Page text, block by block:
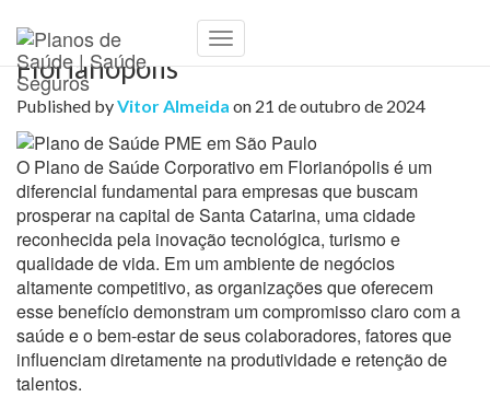
Toggle
Plano de Saúde Corporativo em
Florianópolis
Published byVitor Almeida on 21 de outubro de 2024
O Plano de Saúde Corporativo em Florianópolis é um
diferencial fundamental para empresas que buscam
prosperar na capital de Santa Catarina, uma cidade
reconhecida pela inovação tecnológica, turismo e
qualidade de vida. Em um ambiente de negócios
altamente competitivo, as organizações que oferecem
esse benefício demonstram um compromisso claro com a
saúde e o bem-estar de seus colaboradores, fatores que
influenciam diretamente na produtividade e retenção de
talentos.